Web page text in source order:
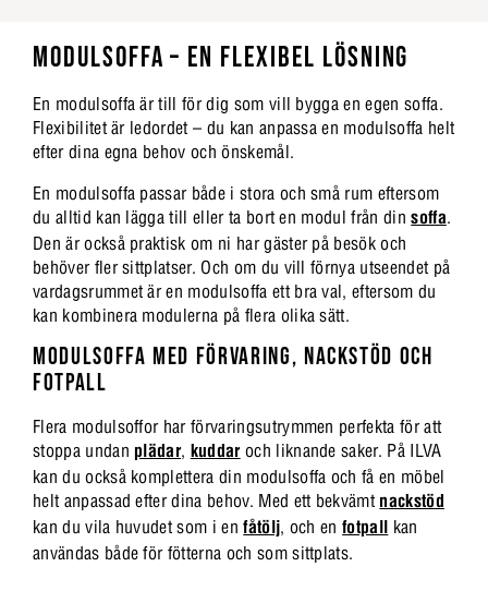
MODULSOFFA – EN FLEXIBEL LÖSNING
En modulsoffa är till för dig som vill bygga en egen soffa.
Flexibilitet är ledordet – du kan anpassa en modulsoffa helt
efter dina egna behov och önskemål.
En modulsoffa passar både i stora och små rum eftersom
du alltid kan lägga till eller ta bort en modul från dinsoffa.
Den är också praktisk om ni har gäster på besök och
behöver fler sittplatser. Och om du vill förnya utseendet på
vardagsrummet är en modulsoffa ett bra val, eftersom du
kan kombinera modulerna på flera olika sätt.
MODULSOFFA MED FÖRVARING, NACKSTÖD OCH
FOTPALL
Flera modulsoffor har förvaringsutrymmen perfekta för att
stoppa undan plädar, kuddaroch liknande saker. På ILVA
kan du också komplettera din modulsoffa och få en möbel
helt anpassad efter dina behov. Med ett bekvämt nackstöd
kan du vila huvudet som i enfåtölj, och enfotpall kan
användas både för fötterna och som sittplats.